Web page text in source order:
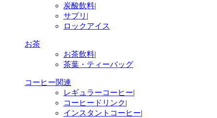
炭酸飲料|
サプリ |
ロックアイス
お茶
お茶飲料|
茶葉・ティーバッグ
コーヒー関連
レギュラーコーヒー|
コーヒードリンク|
インスタントコーヒー|